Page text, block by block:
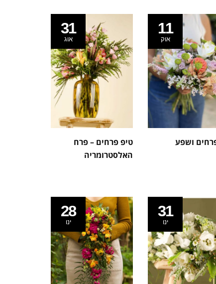
11
אוק
ושפע
31
אוג
טיפ פרחים – פרח
האלסטרומריה
31
ינו
28
ינו